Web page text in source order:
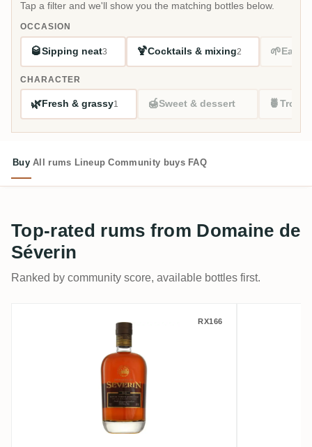
Tap a filter and we'll show you the matching bottles below.
OCCASION
🥃Sipping neat3 🍹Cocktails & mixing2 🌱Easy
CHARACTER
🌿 Fresh & grassy1 🍯Sweet & dessert 🍍
Buy All rums Lineup Community buys FAQ
Top-rated rums from Domaine de
Séverin
Ranked by community score, available bottles first.
Domaine de Séverin XO RX166